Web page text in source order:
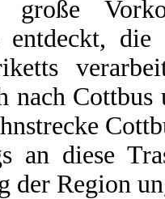
große
entdeckt, die
nach
an diese
der Region